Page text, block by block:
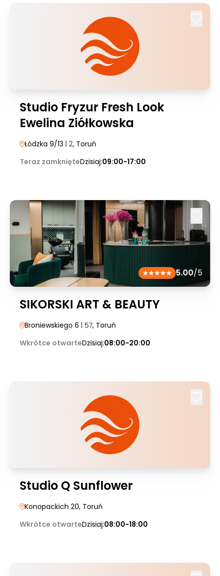
Studio Fryzur Fresh Look
Ewelina Ziółkowska
Łódzka 9/13 | 2, Toruń
Teraz zamknięteDzisiaj:09:00-17:00
5.00/5
SIKORSKI ART & BEAUTY
Broniewskiego 6 | 57, Toruń
Wkrótce otwarteDzisiaj:08:00-20:00
Studio Q Sunflower
Konopackich 20, Toruń
Wkrótce otwarteDzisiaj:08:00-18:00